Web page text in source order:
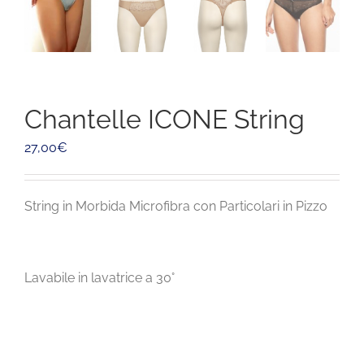
Chantelle ICONE String
27,00€
String in Morbida Microfibra con Particolari in Pizzo
Lavabile in lavatrice a 30°